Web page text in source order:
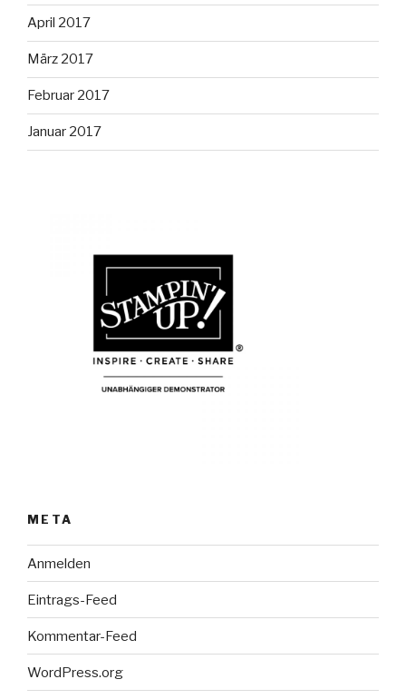
April 2017
März 2017
Februar 2017
Januar 2017
META
Anmelden
Eintrags-Feed
Kommentar-Feed
WordPress.org